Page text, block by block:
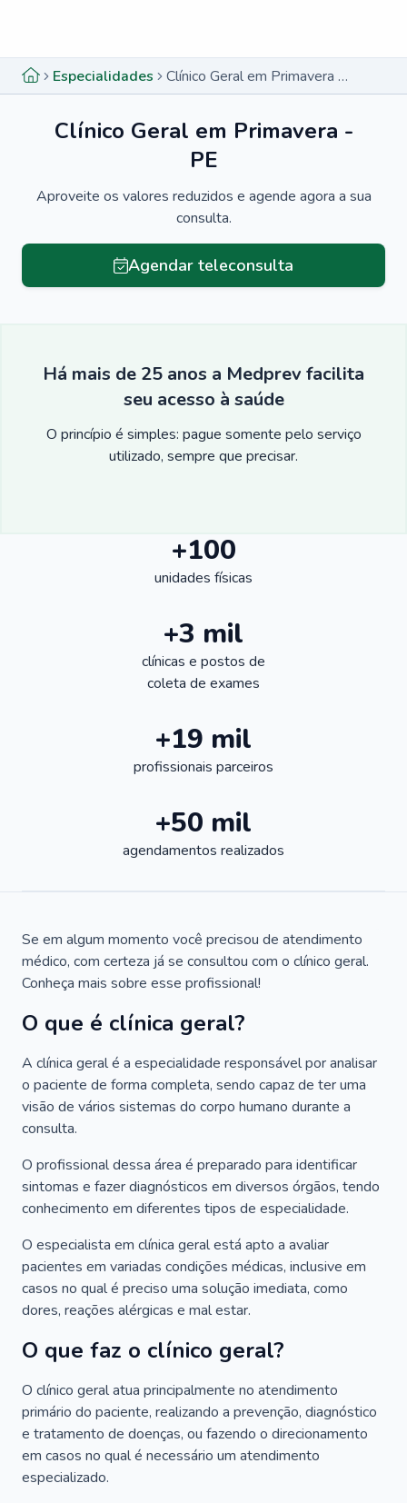
Especialidades Clínico Geral em Primavera - PE
Clínico Geral em Primavera -
PE
Aproveite os valores reduzidos e agende agora a sua
consulta.
Agendar teleconsulta
Há mais de 25 anos a Medprev facilita
seu acesso à saúde
O princípio é simples: pague somente pelo serviço
utilizado, sempre que precisar.
+100
unidades físicas
+3 mil
clínicas e postos de
coleta de exames
+19 mil
profissionais parceiros
+50 mil
agendamentos realizados
Se em algum momento você precisou de atendimento
médico, com certeza já se consultou com o clínico geral.
Conheça mais sobre esse profissional!
O que é clínica geral?
A clínica geral é a especialidade responsável por analisar
o paciente de forma completa, sendo capaz de ter uma
visão de vários sistemas do corpo humano durante a
consulta.
O profissional dessa área é preparado para identificar
sintomas e fazer diagnósticos em diversos órgãos, tendo
conhecimento em diferentes tipos de especialidade.
O especialista em clínica geral está apto a avaliar
pacientes em variadas condições médicas, inclusive em
casos no qual é preciso uma solução imediata, como
dores, reações alérgicas e mal estar.
O que faz o clínico geral?
O clínico geral atua principalmente no atendimento
primário do paciente, realizando a prevenção, diagnóstico
e tratamento de doenças, ou fazendo o direcionamento
em casos no qual é necessário um atendimento
especializado.